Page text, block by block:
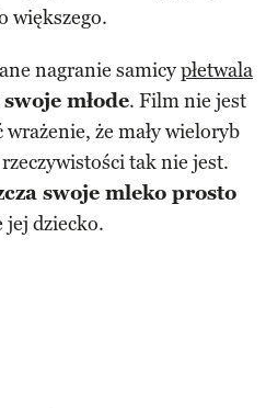
większego.
nagranie samicypłetwala
młode. Film nie jest
że mały wieloryb
tak nie jest.
swoje mleko prosto
jej dziecko.